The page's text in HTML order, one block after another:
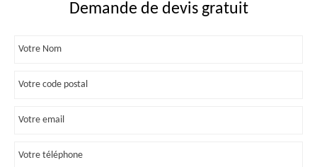
Demande de devis gratuit